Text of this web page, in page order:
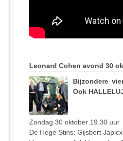
Leonard Cohen avond 30
Bijzondere
Ook
Zondag 30 oktober 19.30 uur
De Hege Stins: Gijsbert